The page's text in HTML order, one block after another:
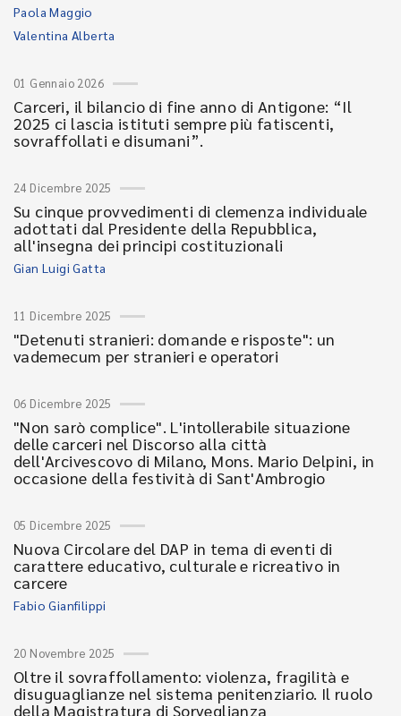
Paola Maggio
Valentina Alberta
01 Gennaio 2026
Carceri, il bilancio di fine anno di Antigone: “Il
2025 ci lascia istituti sempre più fatiscenti,
sovraffollati e disumani”.
24 Dicembre 2025
Su cinque provvedimenti di clemenza individuale
adottati dal Presidente della Repubblica,
all'insegna dei principi costituzionali
Gian Luigi Gatta
11 Dicembre 2025
"Detenuti stranieri: domande e risposte": un
vademecum per stranieri e operatori
06 Dicembre 2025
"Non sarò complice". L'intollerabile situazione
delle carceri nel Discorso alla città
dell'Arcivescovo di Milano, Mons. Mario Delpini, in
occasione della festività di Sant'Ambrogio
05 Dicembre 2025
Nuova Circolare del DAP in tema di eventi di
carattere educativo, culturale e ricreativo in
carcere
Fabio Gianfilippi
20 Novembre 2025
Oltre il sovraffollamento: violenza, fragilità e
disuguaglianze nel sistema penitenziario. Il ruolo
della Magistratura di Sorveglianza